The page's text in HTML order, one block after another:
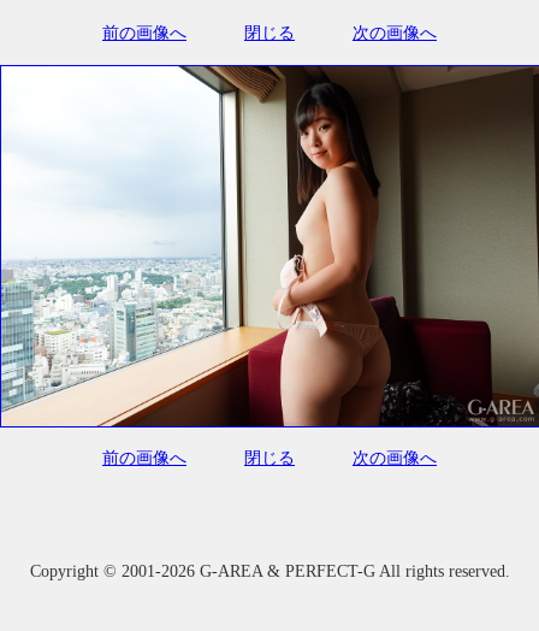
前の画像へ 閉じる 次の画像へ
前の画像へ 閉じる 次の画像へ
Copyright © 2001-2026 G-AREA & PERFECT-G All rights reserved.